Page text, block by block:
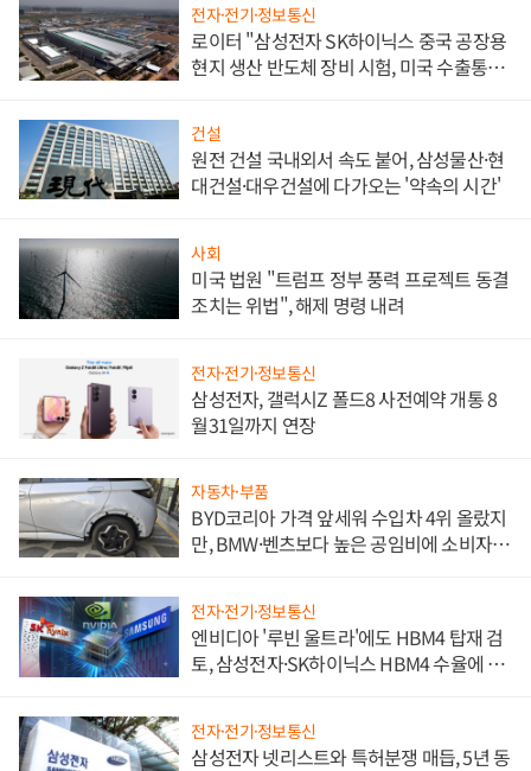
전자·전기·정보통신
로이터 "삼성전자 SK하이닉스 중국 공장용
현지 생산 반도체 장비 시험, 미국 수출통제
건설
원전 건설 국내외서 속도 붙어, 삼성물산·현
대건설·대우건설에 다가오는 '약속의 시간'
사회
미국 법원 "트럼프 정부 풍력 프로젝트 동결
조치는 위법", 해제 명령 내려
전자·전기·정보통신
삼성전자, 갤럭시Z 폴드8 사전예약 개통 8
월31일까지 연장
자동차·부품
BYD코리아 가격 앞세워 수입차 4위 올랐지
만, BMW·벤츠보다 높은 공임비에 소비자
전자·전기·정보통신
엔비디아 '루빈 울트라'에도 HBM4 탑재 검
토, 삼성전자·SK하이닉스 HBM4 수율에 주
전자·전기·정보통신
삼성전자 넷리스트와 특허분쟁 매듭, 5년 동